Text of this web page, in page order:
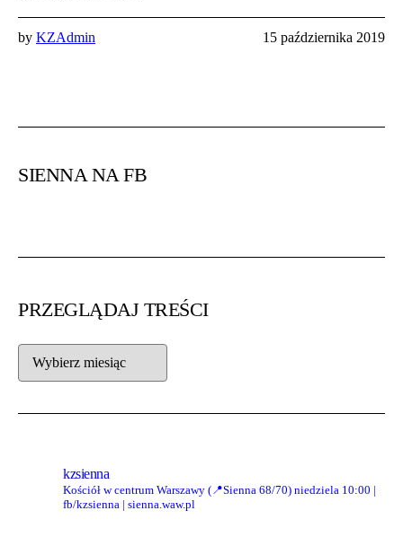
15 października 2019
by KZAdmin
SIENNA NA FB
PRZEGLĄDAJ TREŚCI
kzsienna
Kościół w centrum Warszawy (📍Sienna 68/70) niedziela 10:00 |
fb/kzsienna | sienna.waw.pl